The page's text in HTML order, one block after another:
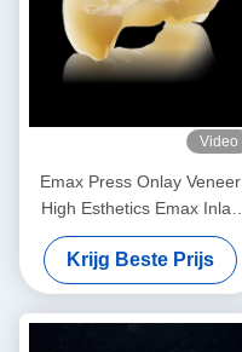
Video
Emax Press Onlay Veneer
High Esthetics Emax Inlay
Onlay Professional
Krijg Beste Prijs